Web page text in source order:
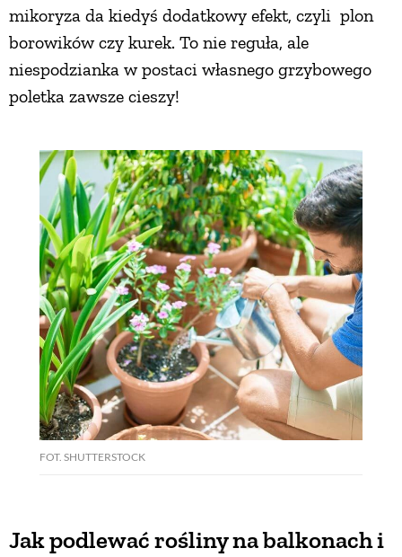
mikoryza da kiedyś dodatkowy efekt, czyli plon
borowików czy kurek. To nie reguła, ale
niespodzianka w postaci własnego grzybowego
poletka zawsze cieszy!
FOT. SHUTTERSTOCK
Jak podlewać rośliny na balkonach i